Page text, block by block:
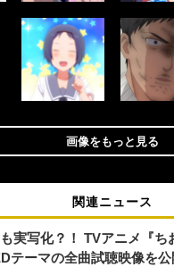
画像をもっと見る
関連ニュース
実写化？！ TVアニメ『ち
テーマの全曲試聴映像を公